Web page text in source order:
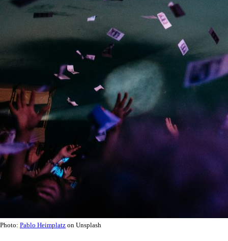
Photo: Pablo Heimplatz on Unsplash